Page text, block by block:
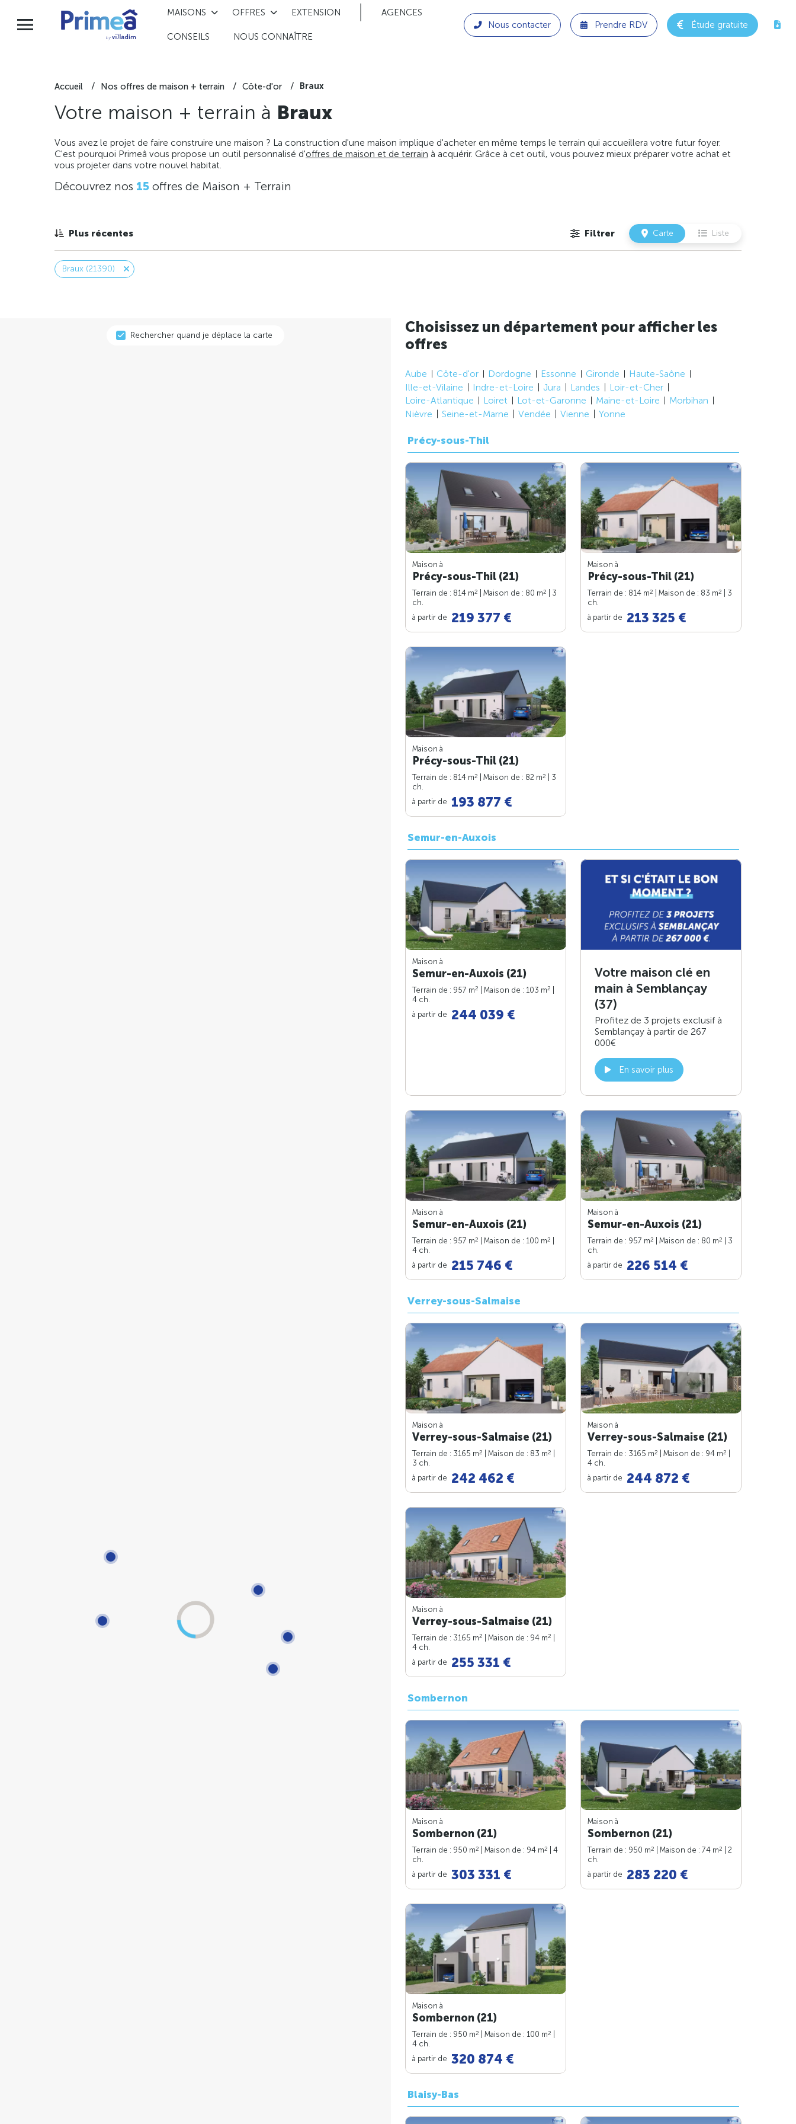
MAISONS OFFRES EXTENSION AGENCES
CONSEILS NOUS CONNAÎTRE
Nous contacter Prendre RDV Étude gratuite
Accueil Nos offres de maison + terrain Côte-d'or Braux
Votre maison + terrain à Braux
Vous avez le projet de faire construire une maison ? La construction d'une maison implique d'acheter en même temps le terrain qui accueillera votre futur foyer.
C'est pourquoi Primeâ vous propose un outil personnalisé d'offres de maison et de terrain à acquérir. Grâce à cet outil, vous pouvez mieux préparer votre achat et
vous projeter dans votre nouvel habitat.
Découvrez nos 15 offres de Maison + Terrain
Plus récentes Filtrer Carte Liste
Braux (21390)
Rechercher quand je déplace la carte
Choisissez un département pour afficher les
offres
Aube Côte-d'or Dordogne Essonne Gironde
Haute-Saône
Ille-et-Vilaine
Indre-et-Loire Jura Landes
Loir-et-Cher
Loire-Atlantique
Loiret Lot-et-Garonne Maine-et-Loire
Morbihan
Nièvre
Seine-et-Marne Vendée Vienne Yonne
Précy-sous-Thil
Maison à
Précy-sous-Thil (21)
Terrain de : 814 m2 | Maison de : 80 m2
| 3
ch.
à partir de 219 377 €
Maison à
Précy-sous-Thil (21)
Terrain de : 814 m2 | Maison de : 83 m2
| 3
ch.
à partir de 213 325 €
Maison à
Précy-sous-Thil (21)
Terrain de : 814 m2 | Maison de : 82 m2
| 3
ch.
à partir de 193 877 €
Semur-en-Auxois
Maison à
Semur-en-Auxois (21)
Terrain de : 957 m2 | Maison de : 103 m2
4 ch.
à partir de 244 039 €
Votre maison clé en
main à Semblançay
(37)
Profitez de 3 projets exclusif à
Semblançay à partir de 267
000€
En savoir plus
Maison à
Semur-en-Auxois (21)
Terrain de : 957 m2 | Maison de : 100 m2
4 ch.
à partir de 215 746 €
Maison à
Semur-en-Auxois (21)
Terrain de : 957 m2 | Maison de : 80 m2
| 3
ch.
à partir de 226 514 €
Verrey-sous-Salmaise
Maison à
Verrey-sous-Salmaise (21)
Terrain de : 3165 m2 | Maison de : 83 m2
3 ch.
à partir de 242 462 €
Maison à
Verrey-sous-Salmaise (21)
Terrain de : 3165 m2 | Maison de : 94 m2
4 ch.
à partir de 244 872 €
Maison à
Verrey-sous-Salmaise (21)
Terrain de : 3165 m2 | Maison de : 94 m2
4 ch.
à partir de 255 331 €
Sombernon
Maison à
Sombernon (21)
Terrain de : 950 m2 | Maison de : 94 m2
| 4
ch.
à partir de 303 331 €
Maison à
Sombernon (21)
Terrain de : 950 m2 | Maison de : 74 m2
| 2
ch.
à partir de 283 220 €
Maison à
Sombernon (21)
Terrain de : 950 m2 | Maison de : 100 m2
4 ch.
à partir de 320 874 €
Blaisy-Bas